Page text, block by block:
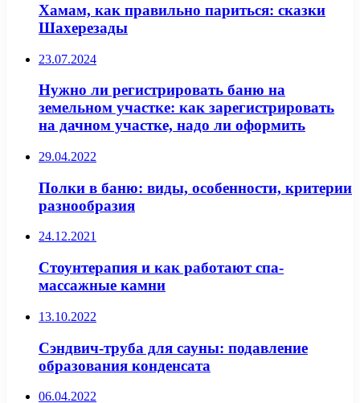
Хамам, как правильно париться: сказки
Шахерезады
23.07.2024
Нужно ли регистрировать баню на
земельном участке: как зарегистрировать
на дачном участке, надо ли оформить
29.04.2022
Полки в баню: виды, особенности, критерии
разнообразия
24.12.2021
Стоунтерапия и как работают спа-
массажные камни
13.10.2022
Сэндвич-труба для сауны: подавление
образования конденсата
06.04.2022